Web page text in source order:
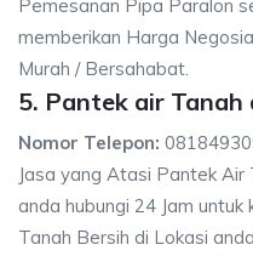
Pemesanan Pipa Paralon
memberikan Harga
Murah / Bersahabat.
5. Pantek air
Nomor Telepon:
Jasa yang Atasi Pantek
anda hubungi 24 Jam
Tanah Bersih di Lokasi